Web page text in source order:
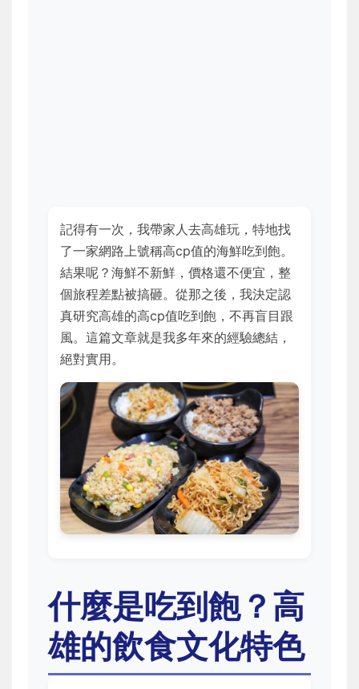
記得有一次，我帶家人去高雄玩，特地找
了一家網路上號稱高cp值的海鮮吃到飽。
結果呢？海鮮不新鮮，價格還不便宜，整
個旅程差點被搞砸。從那之後，我決定認
真研究高雄的高cp值吃到飽，不再盲目跟
風。這篇文章就是我多年來的經驗總結，
絕對實用。
什麼是吃到飽？高
雄的飲食文化特色